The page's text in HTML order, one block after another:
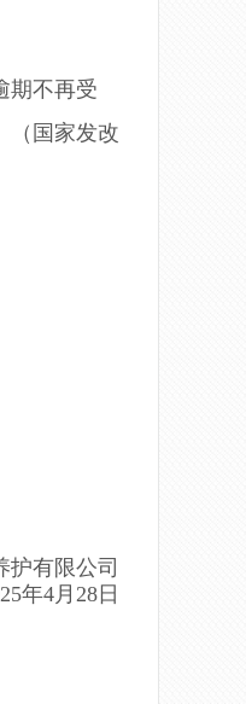
期不再受
（国家发改
有限公司
5年4月 28 日